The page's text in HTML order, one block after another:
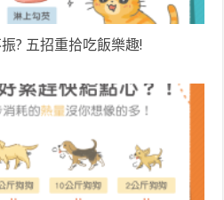
? 五招重拾吃飯樂趣!